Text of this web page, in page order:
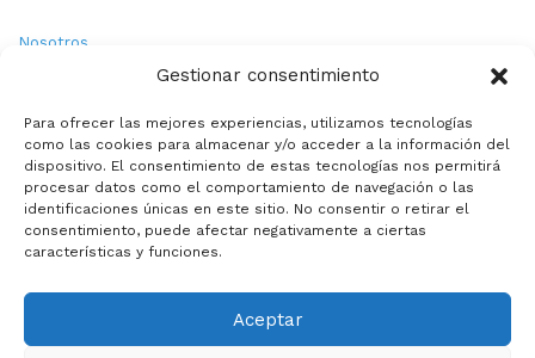
Gestionar consentimiento
Para ofrecer las mejores experiencias, utilizamos tecnologías
como las cookies para almacenar y/o acceder a la información del
dispositivo. El consentimiento de estas tecnologías nos permitirá
procesar datos como el comportamiento de navegación o las
identificaciones únicas en este sitio. No consentir o retirar el
consentimiento, puede afectar negativamente a ciertas
características y funciones.
Aceptar
Nosotros
Política de Cookies
Contacto